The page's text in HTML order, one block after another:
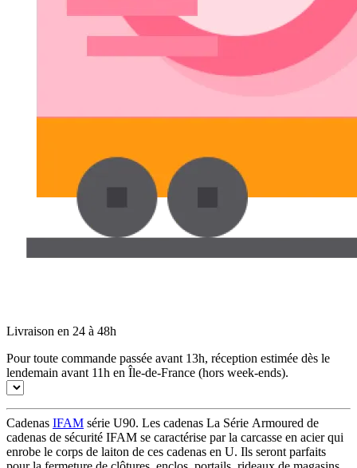
Livraison en 24 à 48h
Pour toute commande passée avant 13h, réception estimée dès le
lendemain avant 11h en Île-de-France (hors week-ends).
Cadenas IFAM série U90. Les cadenas La Série Armoured de
cadenas de sécurité IFAM se caractérise par la carcasse en acier qui
enrobe le corps de laiton de ces cadenas en U. Ils seront parfaits